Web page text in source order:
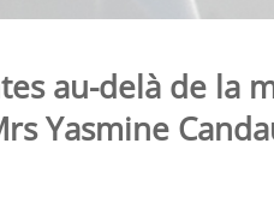
au-delà de la
Yasmine